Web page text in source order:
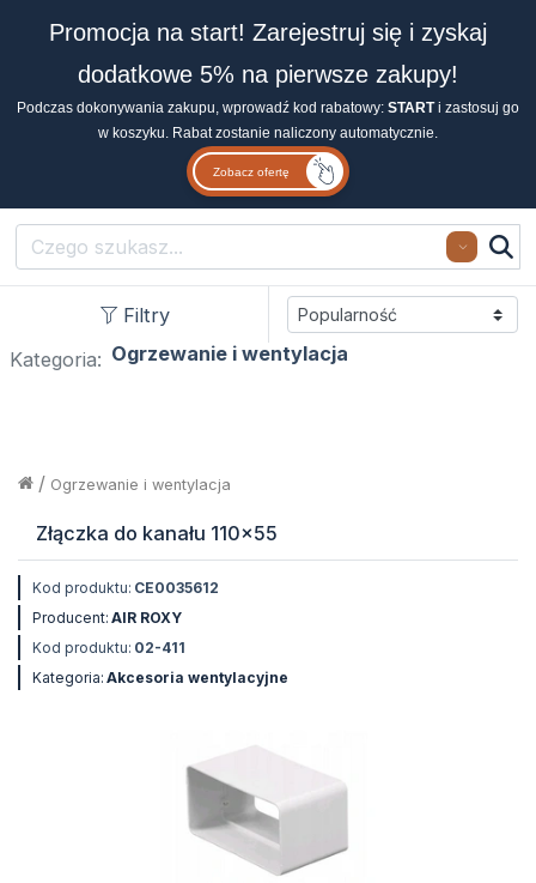
Promocja na start! Zarejestruj się i zyskaj
dodatkowe 5% na pierwsze zakupy!
Podczas dokonywania zakupu, wprowadź kod rabatowy: STARTi zastosuj go
w koszyku. Rabat zostanie naliczony automatycznie.
Zobacz ofertę
Search
Filtry
Kategoria: Ogrzewanie i wentylacja
Ogrzewanie i wentylacja
/
Złączka do kanału 110x55
Kod produktu: CE0035612
Producent: AIR ROXY
Kod produktu: 02-411
Kategoria: Akcesoria wentylacyjne